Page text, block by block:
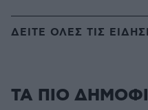
ΔΕΙΤΕ ΟΛΕΣ ΤΙΣ
ΤΑ ΠΙΟ